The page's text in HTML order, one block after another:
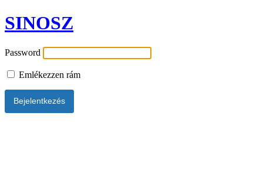
SINOSZ
Password
Emlékezzen rám